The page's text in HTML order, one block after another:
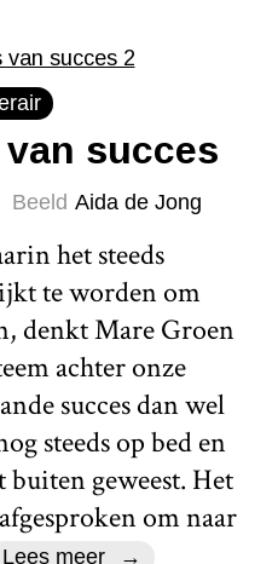
succes
Beeld Aida de Jong
het steeds
te worden om
denkt Mare Groen
achter onze
succes dan wel
steeds op bed en
buiten geweest. Het
om naar
Lees meer